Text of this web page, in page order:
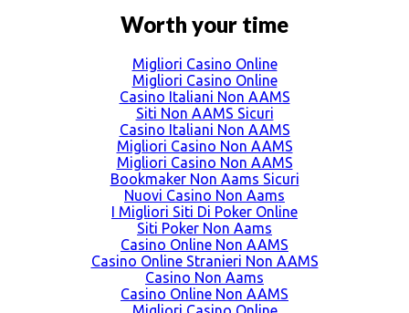
Worth your time
Migliori Casino Online
Migliori Casino Online
Casino Italiani Non AAMS
Siti Non AAMS Sicuri
Casino Italiani Non AAMS
Migliori Casino Non AAMS
Migliori Casino Non AAMS
Bookmaker Non Aams Sicuri
Nuovi Casino Non Aams
I Migliori Siti Di Poker Online
Siti Poker Non Aams
Casino Online Non AAMS
Casino Online Stranieri Non AAMS
Casino Non Aams
Casino Online Non AAMS